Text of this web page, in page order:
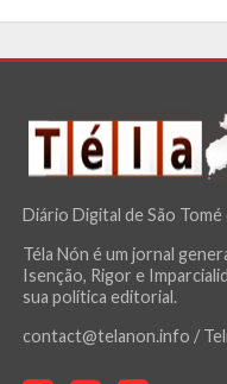
Diário Digital de São
Téla Nón é um jornal
Isenção, Rigor e
sua política editorial.
contact@telanon.info /